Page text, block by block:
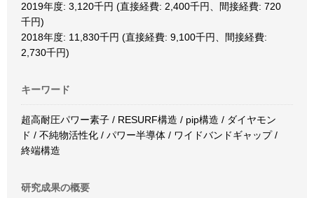
2019年度: 3,120千円 (直接経費: 2,400千円、間接経費: 720
千円)
2018年度: 11,830千円 (直接経費: 9,100千円、間接経費:
2,730千円)
キーワード
超高耐圧パワー素子 / RESURF構造 / pip構造 / ダイヤモン
ド / 不純物活性化 / パワー半導体 / ワイドバンドギャップ /
終端構造
研究成果の概要